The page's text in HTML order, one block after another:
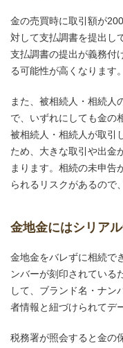
金の売買時に取引額が
対して支払調書を提出し
支払調書の提出が義務付
る可能性が高くなります。
また、被相続人・相続人
で、いずれにしても金の
被相続人・相続人が取引
ため、大きな取引や出金
まります。相続の未申告
られるリスクがあるので
金地金にはシリア
金地金をバレずに相続で
ンバーが刻印されている
して、ブランド名・ナン
者情報と紐づけられてデ
税務署が照会すると金の